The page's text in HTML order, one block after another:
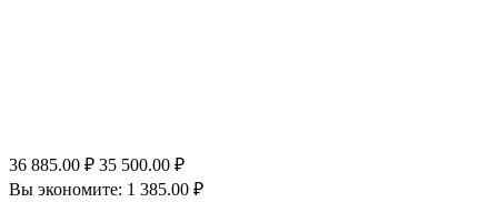
36 885.00 ₽ 35 500.00 ₽
Вы экономите: 1 385.00 ₽